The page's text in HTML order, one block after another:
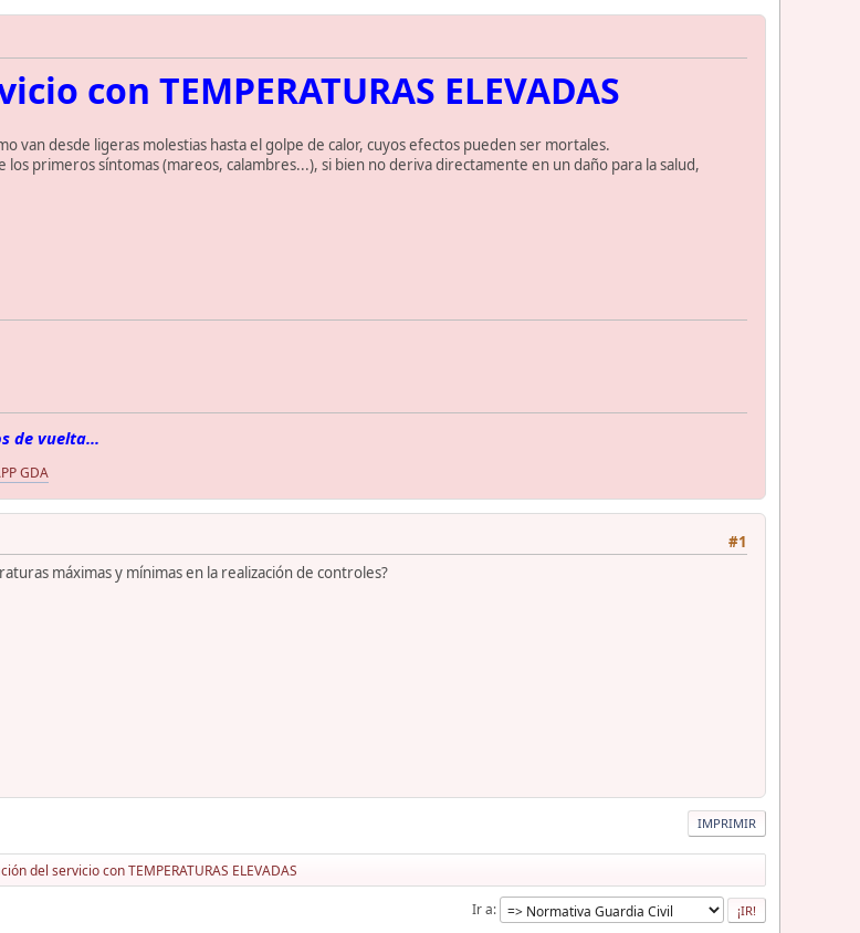
con TEMPERATURAS ELEVADAS
van desde ligeras molestias hasta el golpe de calor, cuyos efectos pueden ser mortales.
los primeros síntomas (mareos, calambres...), si bien no deriva directamente en un daño para la salud,
de vuelta...
GDA
#1
máximas y mínimas en la realización de controles?
IMPRIMIR
del servicio con TEMPERATURAS ELEVADAS
Ir a